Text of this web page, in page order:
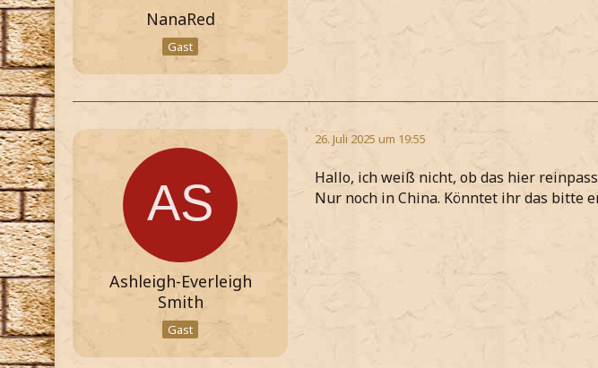
NanaRed
Gast
Ashleigh-Everleigh
Smith
Gast
26. Juli 2025 um 19:55
Hallo, ich weiß nicht, ob das hier
Nur noch in China. Könntet ihr das bitte